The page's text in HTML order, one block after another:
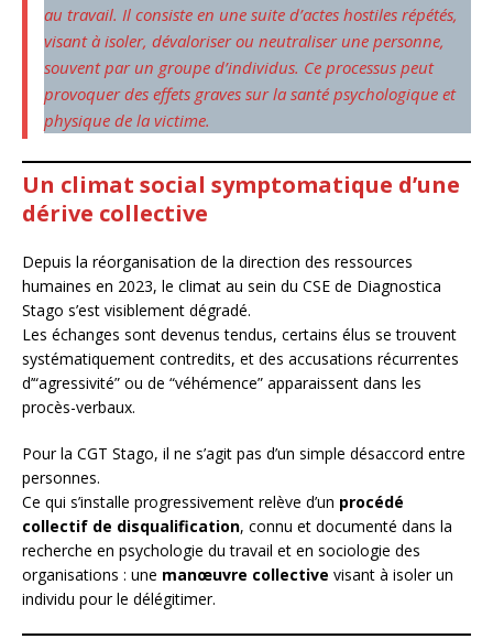
au travail. Il consiste en une suite d’actes hostiles répétés,
visant à isoler, dévaloriser ou neutraliser une personne,
souvent par un groupe d’individus. Ce processus peut
provoquer des effets graves sur la santé psychologique et
physique de la victime.
Un climat social symptomatique d’une
dérive collective
Depuis la réorganisation de la direction des ressources
humaines en 2023, le climat au sein du CSE de Diagnostica
Stago s’est visiblement dégradé.
Les échanges sont devenus tendus, certains élus se trouvent
systématiquement contredits, et des accusations récurrentes
d’“agressivité” ou de “véhémence” apparaissent dans les
procès-verbaux.
Pour la CGT Stago, il ne s’agit pas d’un simple désaccord entre
personnes.
Ce qui s’installe progressivement relève d’un procédé
collectif de disqualification, connu et documenté dans la
recherche en psychologie du travail et en sociologie des
organisations : une manœuvre collective visant à isoler un
individu pour le délégitimer.